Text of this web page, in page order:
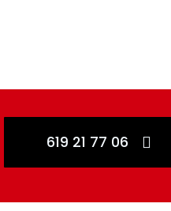
619 21 77 06